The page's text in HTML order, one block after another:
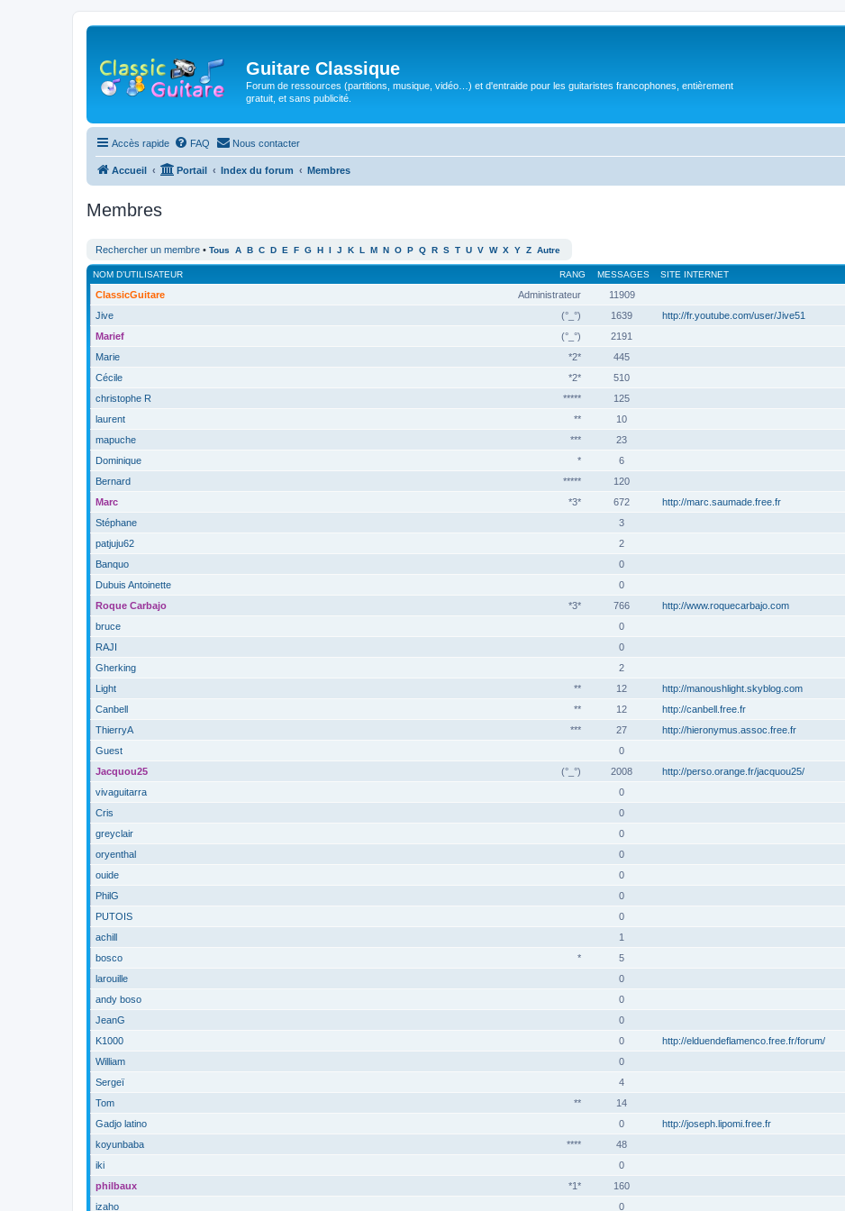
Guitare Classique
Forum de ressources (partitions, musique, vidéo…) et d'entraide pour les guitaristes francophones, entièrement
gratuit, et sans publicité.
Accès rapide FAQ Nous contacter
Accueil Portail Index du forum Membres
Membres
Rechercher un membre • Tous A B C D E F G H I J K L M N O P Q R S T U V W X Y Z Autre
RANG
NOM D’UTILISATEUR MESSAGES SITE INTERNET
Administrateur
ClassicGuitare 11909
(°_°)
Jive 1639 http://fr.youtube.com/user/Jive51
(°_°)
Marief 2191
*2*
Marie 445
*2*
Cécile 510
*****
christophe R 125
**
laurent 10
***
mapuche 23
*
Dominique 6
*****
Bernard 120
*3*
Marc 672 http://marc.saumade.free.fr
Stéphane
3
patjuju62
2
Banquo
0
Dubuis Antoinette
0
*3*
Roque Carbajo 766 http://www.roquecarbajo.com
bruce
0
RAJI
0
Gherking
2
**
Light 12 http://manoushlight.skyblog.com
**
Canbell 12 http://canbell.free.fr
***
ThierryA 27 http://hieronymus.assoc.free.fr
Guest
0
(°_°)
Jacquou25 2008 http://perso.orange.fr/jacquou25/
vivaguitarra
0
Cris
0
greyclair
0
oryenthal
0
ouide
0
PhilG
0
PUTOIS
0
achill
1
*
bosco 5
larouille
0
andy boso
0
JeanG
0
K1000
0 http://elduendeflamenco.free.fr/forum/
William
0
Sergeï
4
**
Tom 14
Gadjo latino
0 http://joseph.lipomi.free.fr
****
koyunbaba 48
iki
0
*1*
philbaux 160
izaho
0